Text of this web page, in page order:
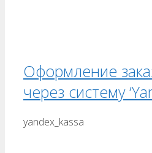
Оформление
через систему
yandex_kassa